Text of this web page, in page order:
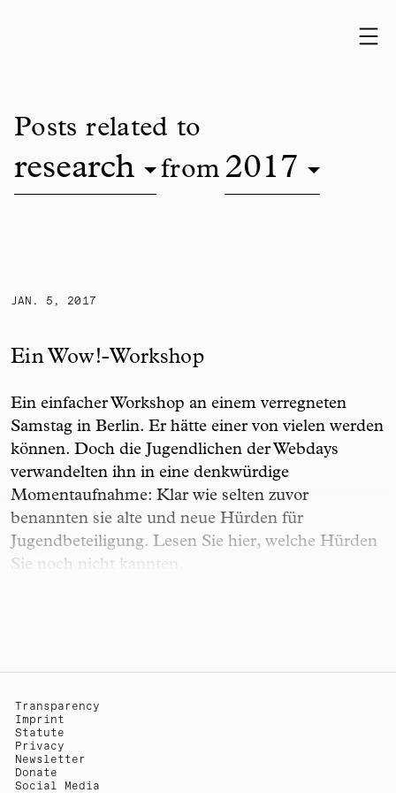
Skip to content
Posts related to
research from 2017
Ein Wow!-Workshop
JAN. 5, 2017
Ein Wow!-Workshop
Ein einfacher Workshop an einem verregneten
Samstag in Berlin. Er hätte einer von vielen werden
können. Doch die Jugendlichen der Webdays
verwandelten ihn in eine denkwürdige
Momentaufnahme: Klar wie selten zuvor
benannten sie alte und neue Hürden für
Jugendbeteiligung. Lesen Sie hier, welche Hürden
Sie noch nicht kannten.
Transparency
Imprint
Statute
Privacy
Newsletter
Donate
Social Media